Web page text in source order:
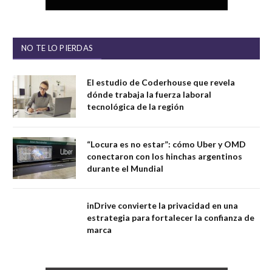
NO TE LO PIERDAS
El estudio de Coderhouse que revela
dónde trabaja la fuerza laboral
tecnológica de la región
“Locura es no estar”: cómo Uber y OMD
conectaron con los hinchas argentinos
durante el Mundial
inDrive convierte la privacidad en una
estrategia para fortalecer la confianza de
marca